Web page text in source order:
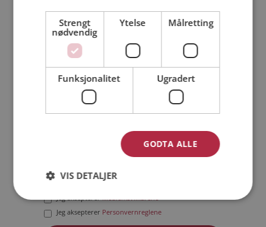
Bli medlem gratis!
Jeg er en: Mann Kvinne
Min alder:
Jeg akseptererMedlemsvilkårene
Jeg aksepterer Personvernreglene
Strengt
nødvendig
Ytelse Målretting
Funksjonalitet Ugradert
GODTA ALLE
VIS DETALJER